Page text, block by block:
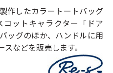
作したカラートートバッグ
ットキャラクター「ドア
ッグのほか、ハンドルに用
などを販売します。